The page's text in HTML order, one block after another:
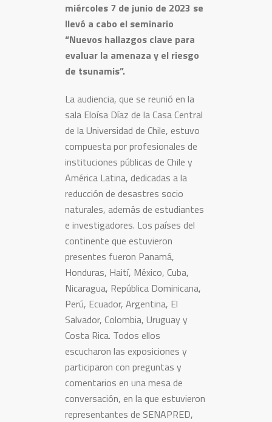
miércoles 7 de junio de 2023 se
llevó a cabo el seminario
“Nuevos hallazgos clave para
evaluar la amenaza y el riesgo
de tsunamis”.
La audiencia, que se reunió en la
sala Eloísa Díaz de la Casa Central
de la Universidad de Chile, estuvo
compuesta por profesionales de
instituciones públicas de Chile y
América Latina, dedicadas a la
reducción de desastres socio
naturales, además de estudiantes
e investigadores. Los países del
continente que estuvieron
presentes fueron Panamá,
Honduras, Haití, México, Cuba,
Nicaragua, República Dominicana,
Perú, Ecuador, Argentina, El
Salvador, Colombia, Uruguay y
Costa Rica. Todos ellos
escucharon las exposiciones y
participaron con preguntas y
comentarios en una mesa de
conversación, en la que estuvieron
representantes de SENAPRED,